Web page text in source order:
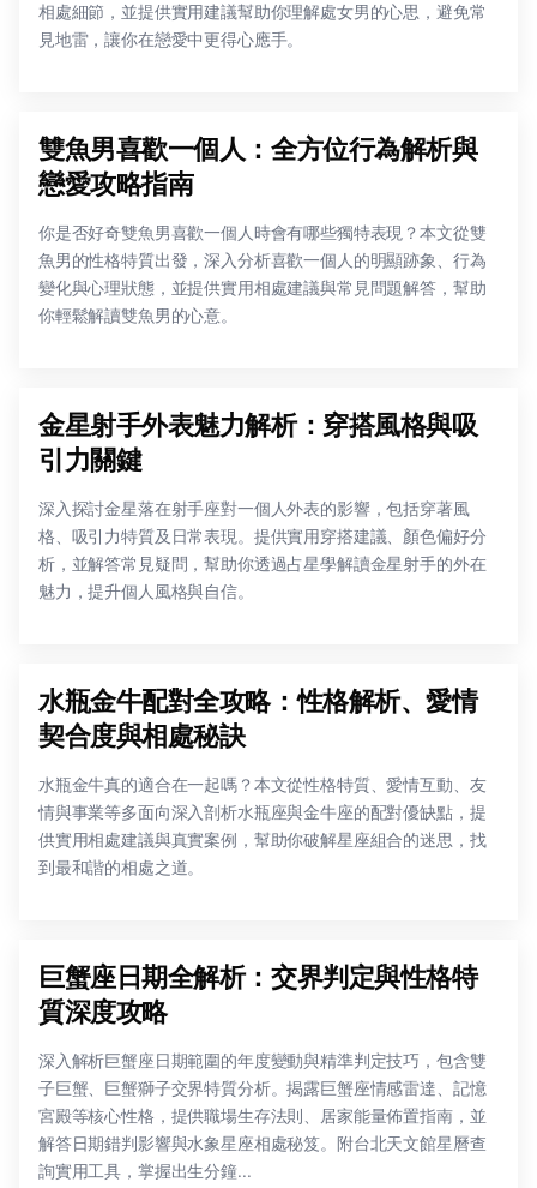
相處細節，並提供實用建議幫助你理解處女男的心思，避免常
見地雷，讓你在戀愛中更得心應手。
雙魚男喜歡一個人：全方位行為解析與
戀愛攻略指南
你是否好奇雙魚男喜歡一個人時會有哪些獨特表現？本文從雙
魚男的性格特質出發，深入分析喜歡一個人的明顯跡象、行為
變化與心理狀態，並提供實用相處建議與常見問題解答，幫助
你輕鬆解讀雙魚男的心意。
金星射手外表魅力解析：穿搭風格與吸
引力關鍵
深入探討金星落在射手座對一個人外表的影響，包括穿著風
格、吸引力特質及日常表現。提供實用穿搭建議、顏色偏好分
析，並解答常見疑問，幫助你透過占星學解讀金星射手的外在
魅力，提升個人風格與自信。
水瓶金牛配對全攻略：性格解析、愛情
契合度與相處秘訣
水瓶金牛真的適合在一起嗎？本文從性格特質、愛情互動、友
情與事業等多面向深入剖析水瓶座與金牛座的配對優缺點，提
供實用相處建議與真實案例，幫助你破解星座組合的迷思，找
到最和諧的相處之道。
巨蟹座日期全解析：交界判定與性格特
質深度攻略
深入解析巨蟹座日期範圍的年度變動與精準判定技巧，包含雙
子巨蟹、巨蟹獅子交界特質分析。揭露巨蟹座情感雷達、記憶
宮殿等核心性格，提供職場生存法則、居家能量佈置指南，並
解答日期錯判影響與水象星座相處秘笈。附台北天文館星曆查
詢實用工具，掌握出生分鐘...